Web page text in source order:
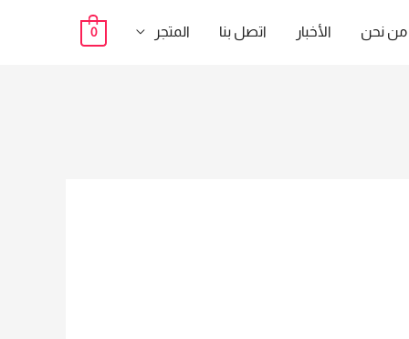
من نحن الأخبار اتصل بنا المتجر 0